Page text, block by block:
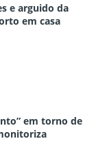
e arguido da
em casa
em torno de